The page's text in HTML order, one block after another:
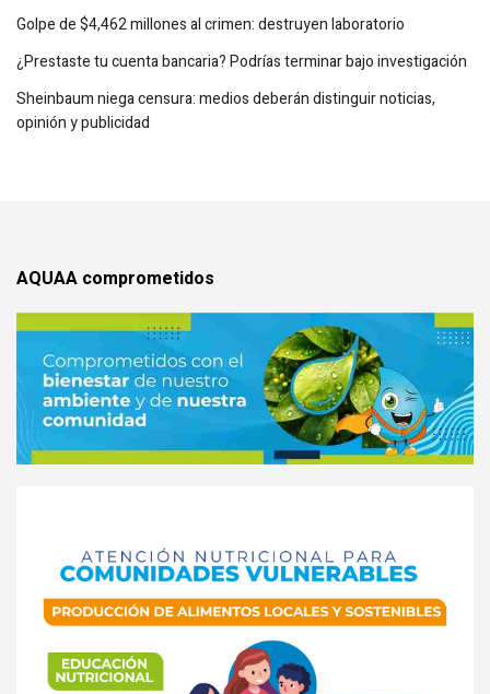
Golpe de $4,462 millones al crimen: destruyen laboratorio
¿Prestaste tu cuenta bancaria? Podrías terminar bajo investigación
Sheinbaum niega censura: medios deberán distinguir noticias,
opinión y publicidad
AQUAA comprometidos